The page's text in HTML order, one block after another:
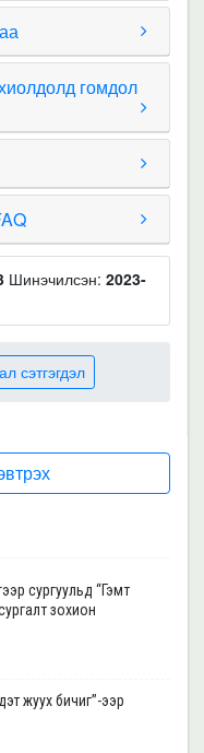
гомдол
Шинэчилсэн: 2023-
сэтгэгдэл
сургуульд “Гэмт
зохион
жуух бичиг”-ээр